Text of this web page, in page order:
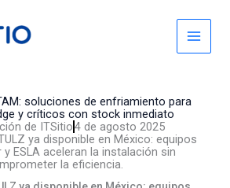
soluciones de enfriamiento para
y críticos con stock inmediato
de ITSitio4 de agosto 2025